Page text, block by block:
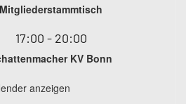
Mitgliederstammtisch
17:00 - 20:00
KV Bonn
anzeigen